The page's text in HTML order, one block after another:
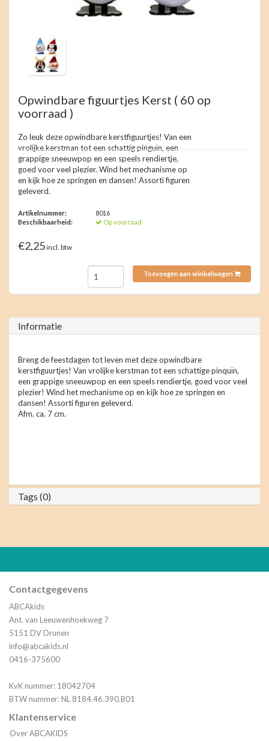
Opwindbare figuurtjes Kerst ( 60 op
voorraad )
Zo leuk deze opwindbare kerstfiguurtjes! Van een
vrolijke kerstman tot een schattig pinguïn, een
grappige sneeuwpop en een speels rendiertje,
goed voor veel plezier. Wind het mechanisme op
en kijk hoe ze springen en dansen! Assorti figuren
geleverd.
Artikelnummer:
8016
Beschikbaarheid:
Op voorraad
€2,25incl. btw
Toevoegen aan winkelwagen
Informatie
Breng de feestdagen tot leven met deze opwindbare
kerstfiguurtjes! Van vrolijke kerstman tot een schattige pinquïn,
een grappige sneeuwpop en een speels rendiertje, goed voor veel
plezier! Wind het mechanisme op en kijk hoe ze springen en
dansen! Assorti figuren geleverd.
Afm. ca. 7 cm.
Tags (0)
Contactgegevens
ABCAkids
Ant. van Leeuwenhoekweg 7
5151 DV Drunen
info@abcakids.nl
0416-375600
KvK nummer: 18042704
BTW nummer: NL 8184.46.390.B01
Klantenservice
Over ABCAKIDS